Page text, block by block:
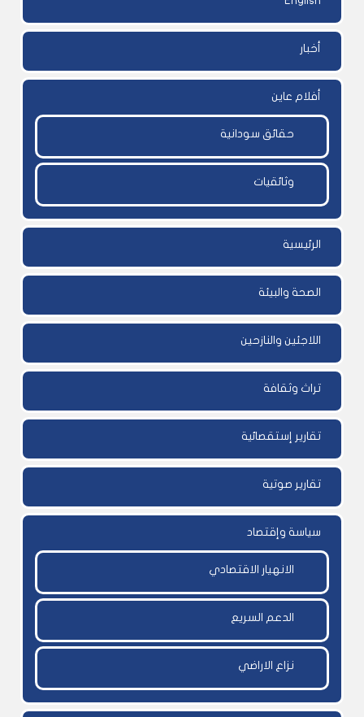
أخبار
أفلام عاين
حقائق سودانية
وثائقيات
الرئيسية
الصحة والبيئة
اللاجئين والنازحين
تراث وثقافة
تقارير إستقصائية
تقارير صوتية
سياسة وإقتصاد
الانهيار الاقتصادي
الدعم السريع
نزاع الاراضي